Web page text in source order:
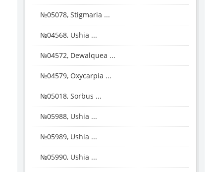
№05078, Stigmaria ...
№04568, Ushia ...
№04572, Dewalquea ...
№04579, Oxycarpia ...
№05018, Sorbus ...
№05988, Ushia ...
№05989, Ushia ...
№05990, Ushia ...